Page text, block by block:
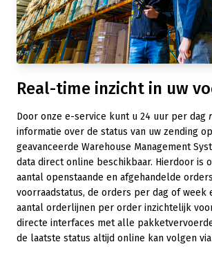
Real-time inzicht in uw
Door onze e-service kunt u 24 uur per dag
informatie over de status van uw zending
geavanceerde Warehouse Management
data direct online beschikbaar. Hierdoor is
aantal openstaande en afgehandelde
voorraadstatus, de orders per dag of week
aantal orderlijnen per order inzichtelijk
directe interfaces met alle
de laatste status altijd online kan volgen via